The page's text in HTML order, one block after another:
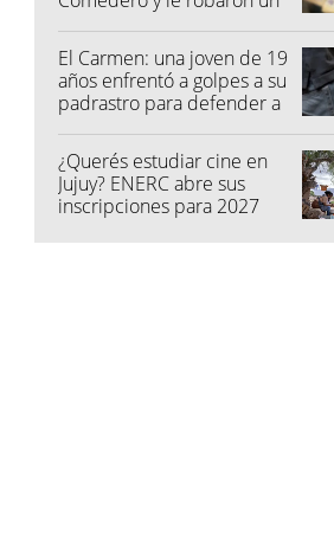
El Carmen: una joven de 19
años enfrentó a golpes a su
padrastro para defender a
¿Querés estudiar cine en
Jujuy? ENERC abre sus
inscripciones para 2027